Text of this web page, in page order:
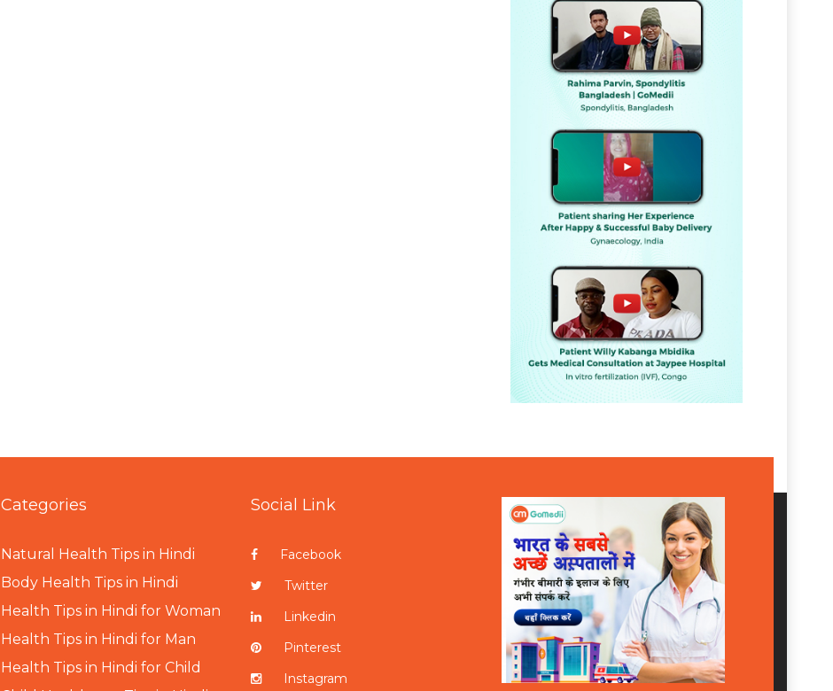
Categories
Natural Health Tips in Hindi
Body Health Tips in Hindi
Health Tips in Hindi for Woman
Health Tips in Hindi for Man
Health Tips in Hindi for Child
Social Link
Facebook
Twitter
Linkedin
Pinterest
Instagram